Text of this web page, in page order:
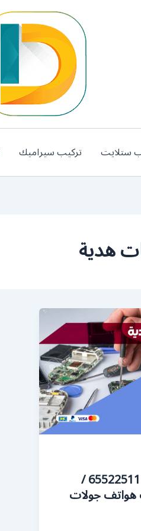
ستلايت تركيب سيراميك
هدية
تصليح تلفونات هدية / 65522511 /
هواتف جولات